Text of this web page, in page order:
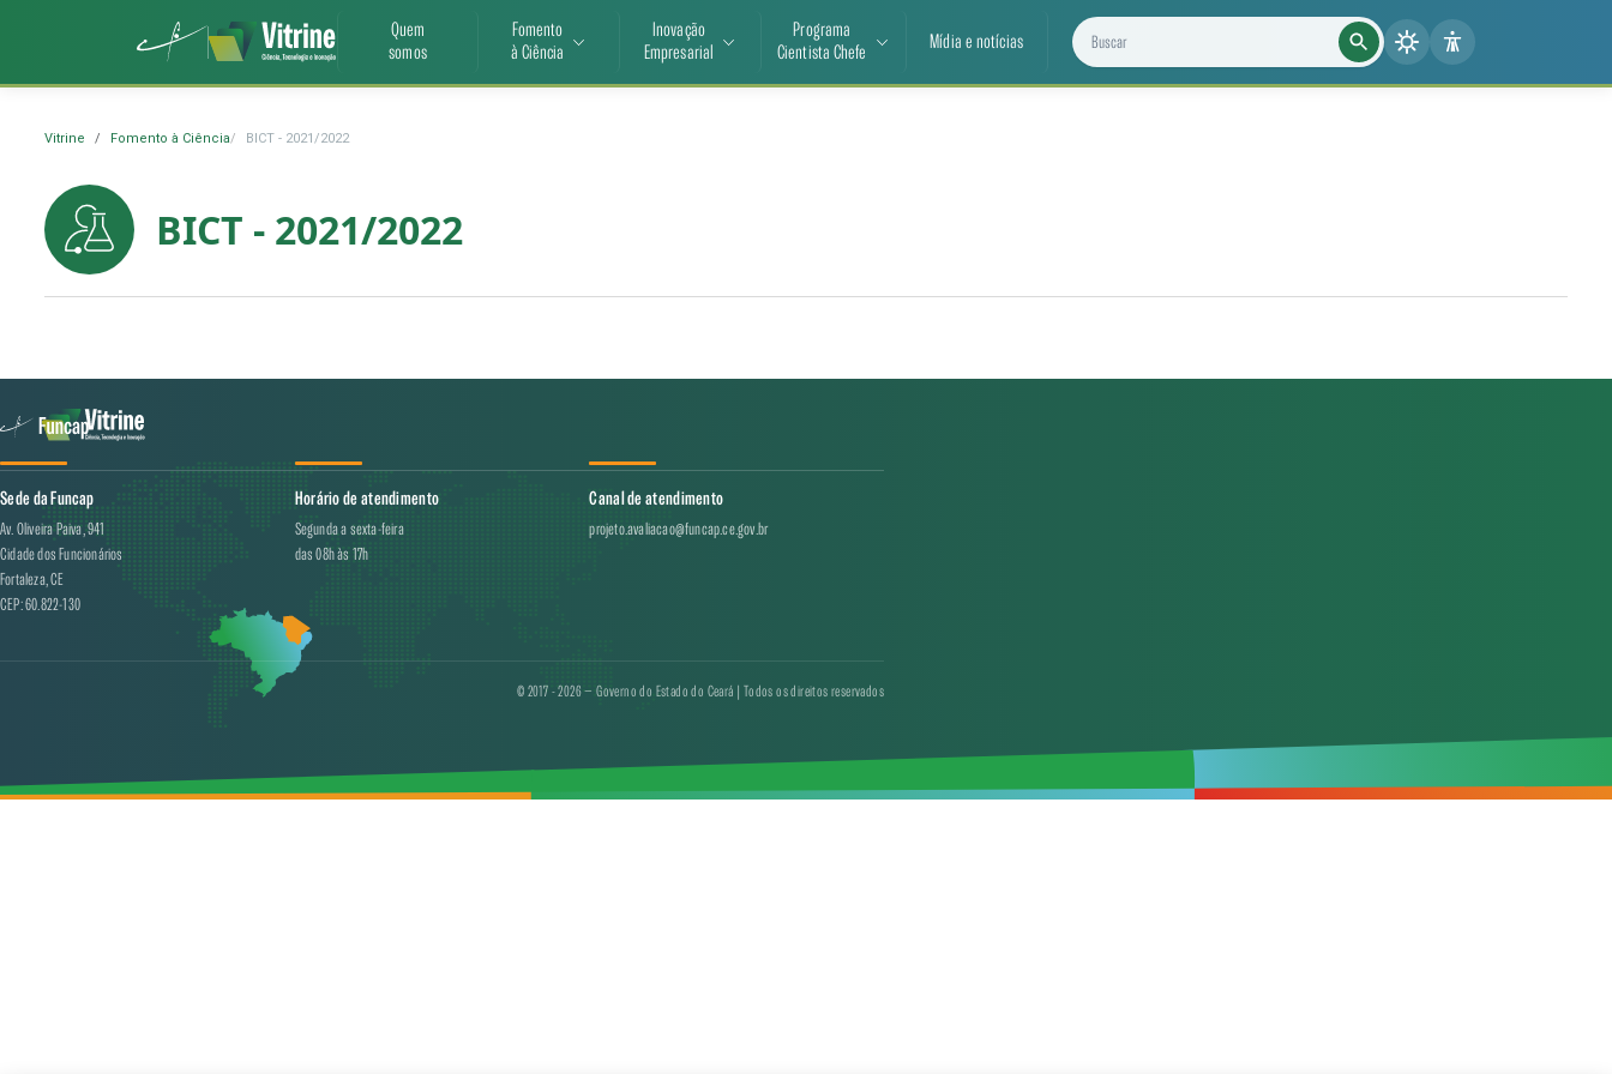
Quem
somos
Fomento
à Ciência
Inovação
Empresarial
Programa
Cientista Chefe
Mídia e notícias Buscar projetos, notícias e cientistas
Vitrine Fomento à Ciência BICT - 2021/2022
BICT - 2021/2022
Sede da Funcap
Av. Oliveira Paiva, 941
Cidade dos Funcionários
Fortaleza, CE
CEP: 60.822-130
Horário de atendimento
Segunda a sexta-feira
das 08h às 17h
Canal de atendimento
projeto.avaliacao@funcap.ce.gov.br
© 2017 - 2026 — Governo do Estado do Ceará | Todos os direitos reservados